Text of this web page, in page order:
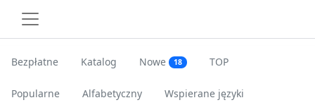
Bezpłatne Katalog Nowe 18 TOP
Popularne Alfabetyczny Wspierane języki